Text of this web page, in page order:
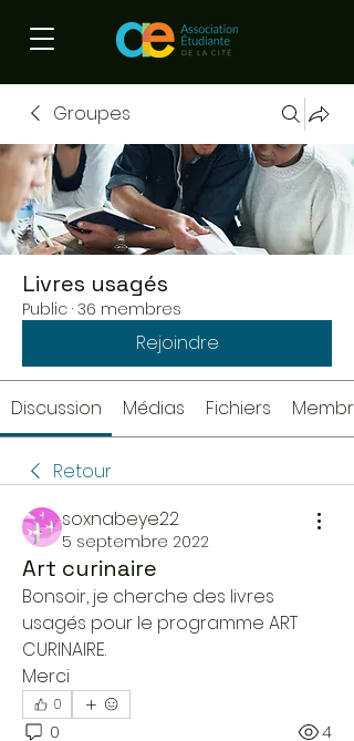
Groupes
Livres usagés
Public · 36 membres
Rejoindre
Discussion Médias Fichiers
Retour
soxnabeye22
5 septembre 2022
Art curinaire
Bonsoir, je cherche des livres
usagés pour le programme ART
CURINAIRE.
Merci
0
0 4